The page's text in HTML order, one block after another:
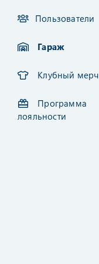
Пользователи
Гараж
Клубный мерч
Программа
лояльности